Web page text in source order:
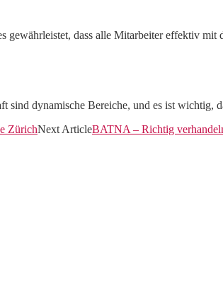
dass alle Mitarbeiter effektiv
dynamische Bereiche, und es ist wichtig,
ZürichNext ArticleBATNA – Richtig